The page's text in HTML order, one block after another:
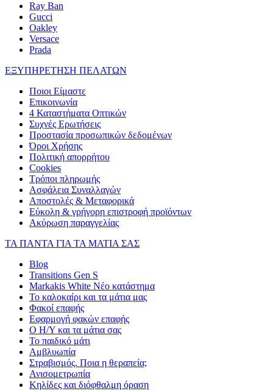
Ray Ban
Gucci
Oakley
Versace
Prada
ΕΞΥΠΗΡΕΤΗΣΗ ΠΕΛΑΤΩΝ
Ποιοι Είμαστε
Επικοινωνία
4 Καταστήματα Οπτικών
Συχνές Ερωτήσεις
Προστασία προσωπικών δεδομένων
Όροι Χρήσης
Πολιτική απορρήτου
Cookies
Τρόποι πληρωμής
Ασφάλεια Συναλλαγών
Αποστολές & Μεταφορικά
Εύκολη & γρήγορη επιστροφή προϊόντων
Ακύρωση παραγγελίας
ΤΑ ΠΑΝΤΑ ΓΙΑ ΤΑ ΜΑΤΙΑ ΣΑΣ
Blog
Transitions Gen S
Markakis White Νέο κατάστημα
Το καλοκαίρι και τα μάτια μας
Φακοί επαφής
Εφαρμογή φακών επαφής
Ο Η/Υ και τα μάτια σας
Το παιδικό μάτι
Αμβλυωπία
Στραβισμός. Ποια η θεραπεία;
Ανισομετρωπία
Κηλίδες και διόφθαλμη όραση